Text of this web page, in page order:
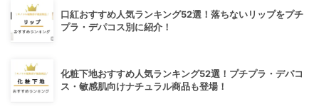
口紅おすすめ人気ランキング52選！落ちないリップをプチ
プラ・デパコス別に紹介！
化粧下地おすすめ人気ランキング52選！プチプラ・デパコ
ス・敏感肌向けナチュラル商品も登場！